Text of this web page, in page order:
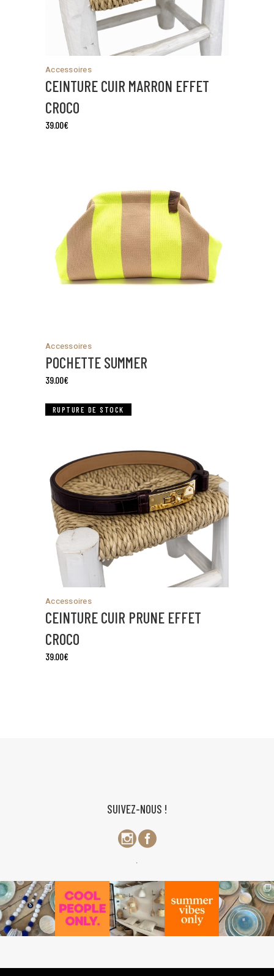
Accessoires
CEINTURE CUIR MARRON EFFET
CROCO
39.00€
Accessoires
POCHETTE SUMMER
39.00€
RUPTURE DE STOCK
Accessoires
CEINTURE CUIR PRUNE EFFET
CROCO
39.00€
SUIVEZ-NOUS !
.